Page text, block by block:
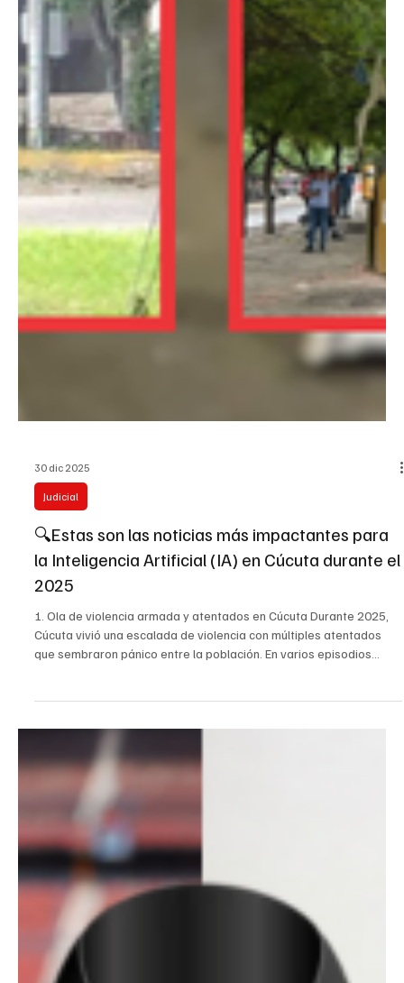
Judicial
🔍Estas son las noticias más impactantes para
la Inteligencia Artificial (IA) en Cúcuta durante el
2025
1. Ola de violencia armada y atentados en Cúcuta Durante 2025,
Cúcuta vivió una escalada de violencia con múltiples atentados
que sembraron pánico entre la población. En varios episodios
registrados en la ciudad y Villa del Rosario, fueron atacados
policías y militares. Este contexto de inseguridad fue reflejo del